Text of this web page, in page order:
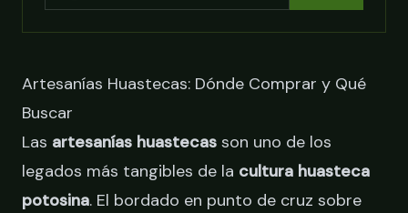
Artesanías Huastecas: Dónde Comprar y Qué
Buscar
Las artesanías huastecas son uno de los
legados más tangibles de la cultura huasteca
potosina. El bordado en punto de cruz sobre